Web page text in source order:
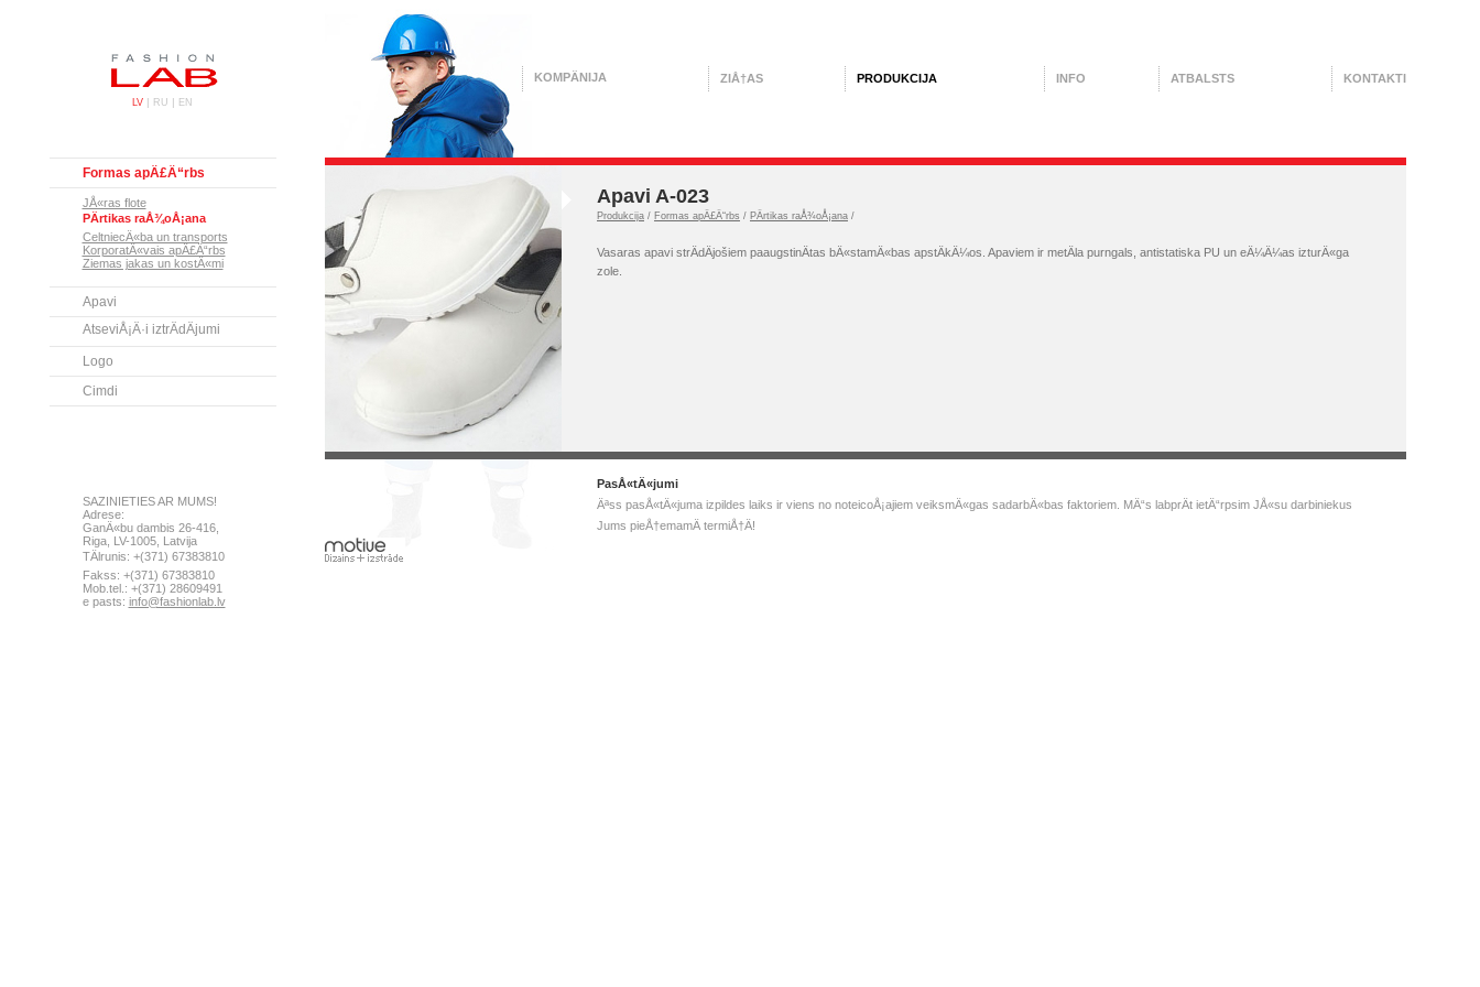
LV | RU | EN
Formas apÄ£Ä“rbs
JÅ«ras flote
PÄrtikas raÅ¾oÅ¡ana
CeltniecÄ«ba un transports
KorporatÄ«vais apÄ£Ä“rbs
Ziemas jakas un kostÄ«mi
Apavi
AtseviÅ¡Ä·i iztrÄdÄjumi
Logo
Cimdi
SAZINIETIES AR MUMS!
Adrese:
GanÄ«bu dambis 26-416,
Riga, LV-1005, Latvija
TÄlrunis: +(371) 67383810
Fakss: +(371) 67383810
Mob.tel.: +(371) 28609491
e pasts: info@fashionlab.lv
KOMPÄNIJA ZIÅ†AS PRODUKCIJA INFO ATBALSTS KONTAKTI
Apavi A-023
Produkcija / Formas apÄ£Ä“rbs / PÄrtikas raÅ¾oÅ¡ana /
Vasaras apavi strÄdÄjošiem paaugstinÄtas bÄ«stamÄ«bas apstÄkÄ¼os. Apaviem ir metÄla purngals, antistatiska PU un eÄ¼Ä¼as izturÄ«ga
zole.
PasÅ«tÄ«jumi
Äªss pasÅ«tÄ«juma izpildes laiks ir viens no noteicoÅ¡ajiem veiksmÄ«gas sadarbÄ«bas faktoriem. MÄ“s labprÄt ietÄ“rpsim JÅ«su darbiniekus
Jums pieÅ†emamÄ termiÅ†Ä!